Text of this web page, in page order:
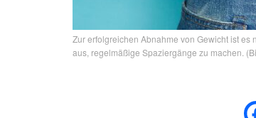
Zur erfolgreichen Abnahme von Gewicht ist
aus, regelmäßige Spaziergänge zu machen.